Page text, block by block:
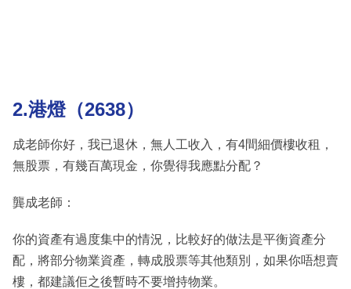
2.港燈（2638）
成老師你好，我已退休，無人工收入，有4間細價樓收租，
無股票，有幾百萬現金，你覺得我應點分配？
龔成老師：
你的資產有過度集中的情況，比較好的做法是平衡資產分
配，將部分物業資產，轉成股票等其他類別，如果你唔想賣
樓，都建議佢之後暫時不要增持物業。